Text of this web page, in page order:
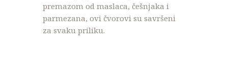
premazom od maslaca, češnjaka i
parmezana, ovi čvorovi su savršeni
za svaku priliku.